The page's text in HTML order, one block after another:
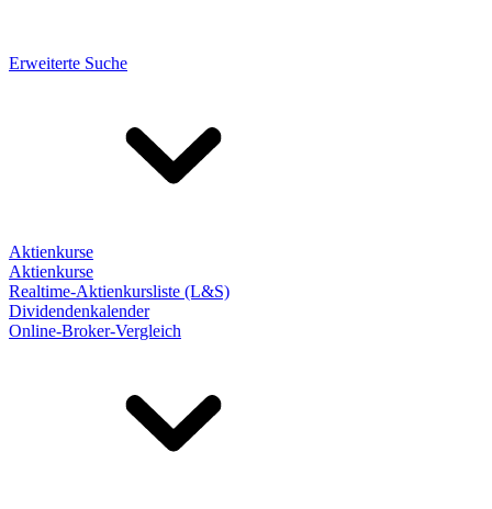
Erweiterte Suche
Aktienkurse
Aktienkurse
Realtime-Aktienkursliste (L&S)
Dividendenkalender
Online-Broker-Vergleich